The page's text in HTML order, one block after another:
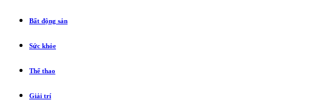
Bất động sản
Sức khỏe
Thể thao
Giải trí